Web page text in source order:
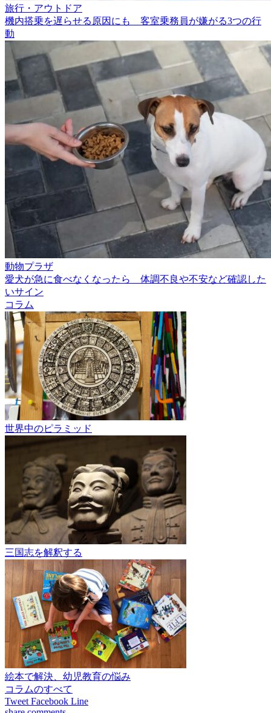
旅行・アウトドア
機内搭乗を遅らせる原因にも 客室乗務員が嫌がる3つの行
動
動物プラザ
愛犬が急に食べなくなったら 体調不良や不安など確認した
いサイン
コラム
世界中のピラミッド
三国志を解釈する
絵本で解決、幼児教育の悩み
コラムのすべて
Tweet Facebook Line